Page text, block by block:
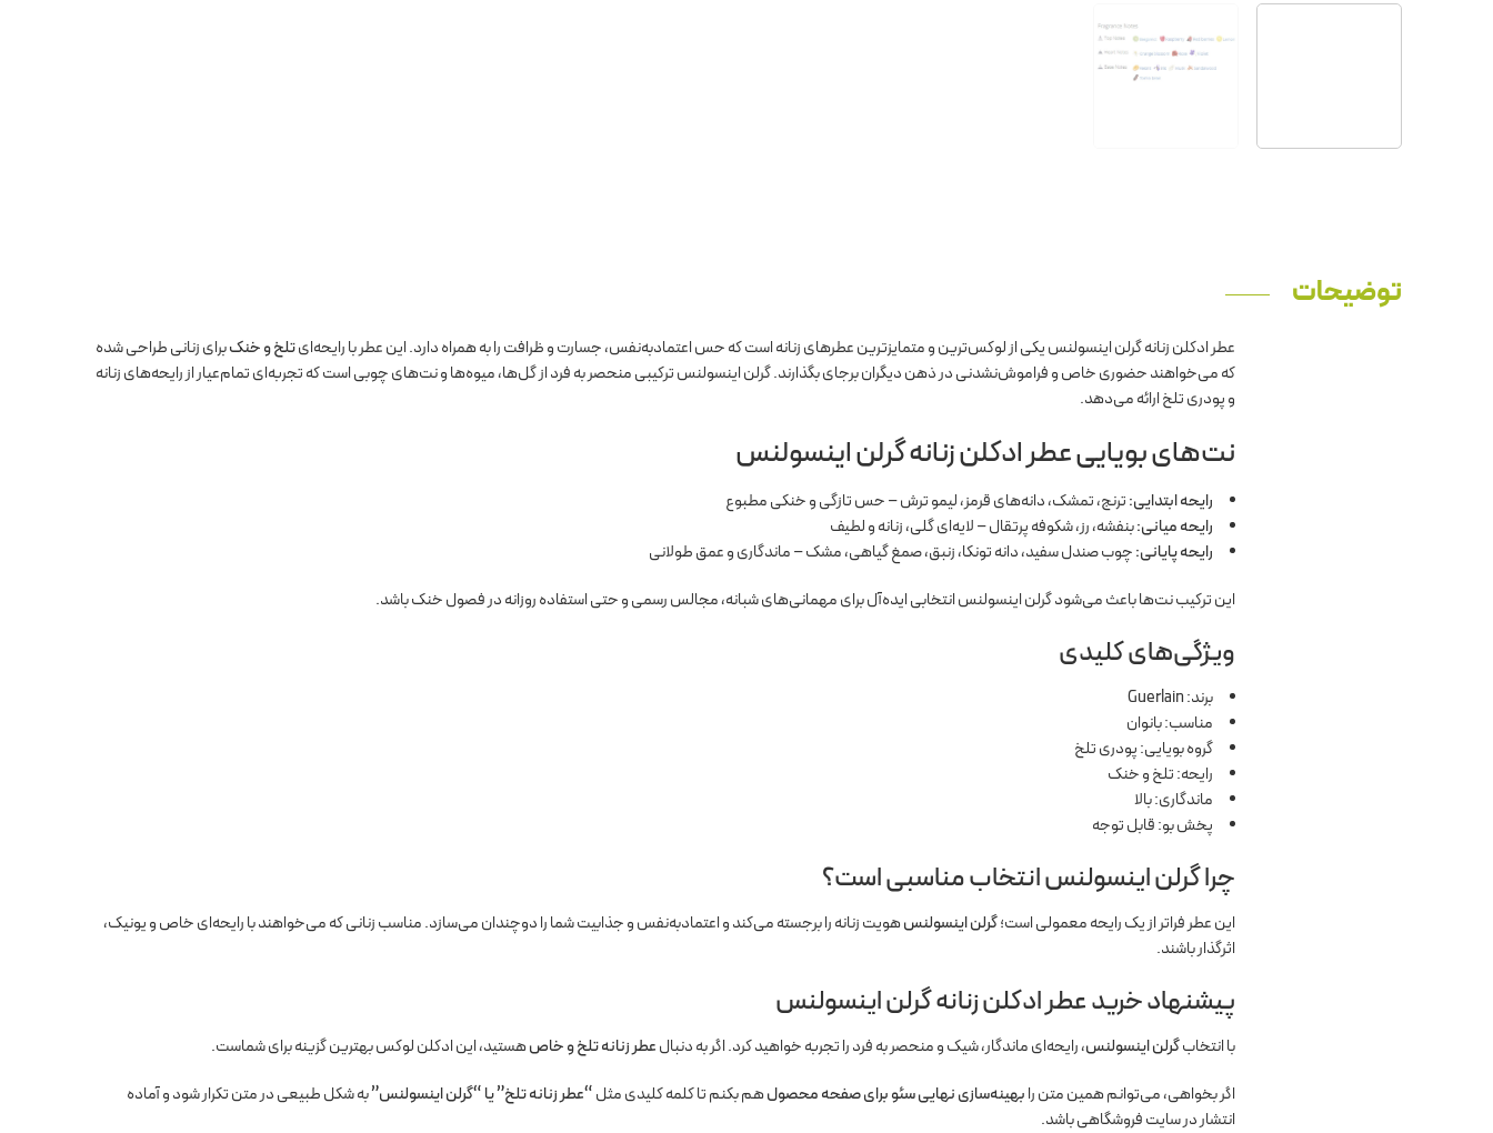
توضیحات
عطر ادکلن زنانه گرلن اینسولنس یکی از لوکس‌ترین و متمایزترین عطرهای زنانه است که حس اعتمادبه‌نفس، جسارت و ظرافت را به همراه دارد. این عطر با رایحه‌ایتلخ و خنکبرای زنانی طراحی شده
که می‌خواهند حضوری خاص و فراموش‌نشدنی در ذهن دیگران برجای بگذارند. گرلن اینسولنس ترکیبی منحصر به فرد از گل‌ها، میوه‌ها و نت‌های چوبی است که تجربه‌ای تمام‌عیار از رایحه‌های زنانه
و پودری تلخ ارائه می‌دهد.
نت‌های بویایی عطر ادکلن زنانه گرلن اینسولنس
رایحه ابتدایی:ترنج، تمشک، دانه‌های قرمز، لیمو ترش – حس تازگی و خنکی مطبوع
رایحه میانی:بنفشه، رز، شکوفه پرتقال – لایه‌ای گلی، زنانه و لطیف
رایحه پایانی:چوب صندل سفید، دانه تونکا، زنبق، صمغ گیاهی، مشک – ماندگاری و عمق طولانی
این ترکیب نت‌ها باعث می‌شود گرلن اینسولنس انتخابی ایده‌آل برای مهمانی‌های شبانه، مجالس رسمی و حتی استفاده روزانه در فصول خنک باشد.
ویژگی‌های کلیدی
برند: Guerlain
مناسب: بانوان
گروه بویایی: پودری تلخ
رایحه: تلخ و خنک
ماندگاری: بالا
پخش بو: قابل توجه
چرا گرلن اینسولنس انتخاب مناسبی است؟
این عطر فراتر از یک رایحه معمولی است؛گرلن اینسولنسهویت زنانه را برجسته می‌کند و اعتمادبه‌نفس و جذابیت شما را دوچندان می‌سازد. مناسب زنانی که می‌خواهند با رایحه‌ای خاص و یونیک،
اثرگذار باشند.
پیشنهاد خرید عطر ادکلن زنانه گرلن اینسولنس
با انتخابگرلن اینسولنس، رایحه‌ای ماندگار، شیک و منحصر به فرد را تجربه خواهید کرد. اگر به دنبالعطر زنانه تلخ و خاصهستید، این ادکلن لوکس بهترین گزینه برای شماست.
اگر بخواهی، می‌توانم همین متن رابهینه‌سازی نهایی سئو برای صفحه محصولهم بکنم تا کلمه کلیدی مثل“عطر زنانه تلخ” یا “گرلن اینسولنس”به شکل طبیعی در متن تکرار شود و آماده
انتشار در سایت فروشگاهی باشد.